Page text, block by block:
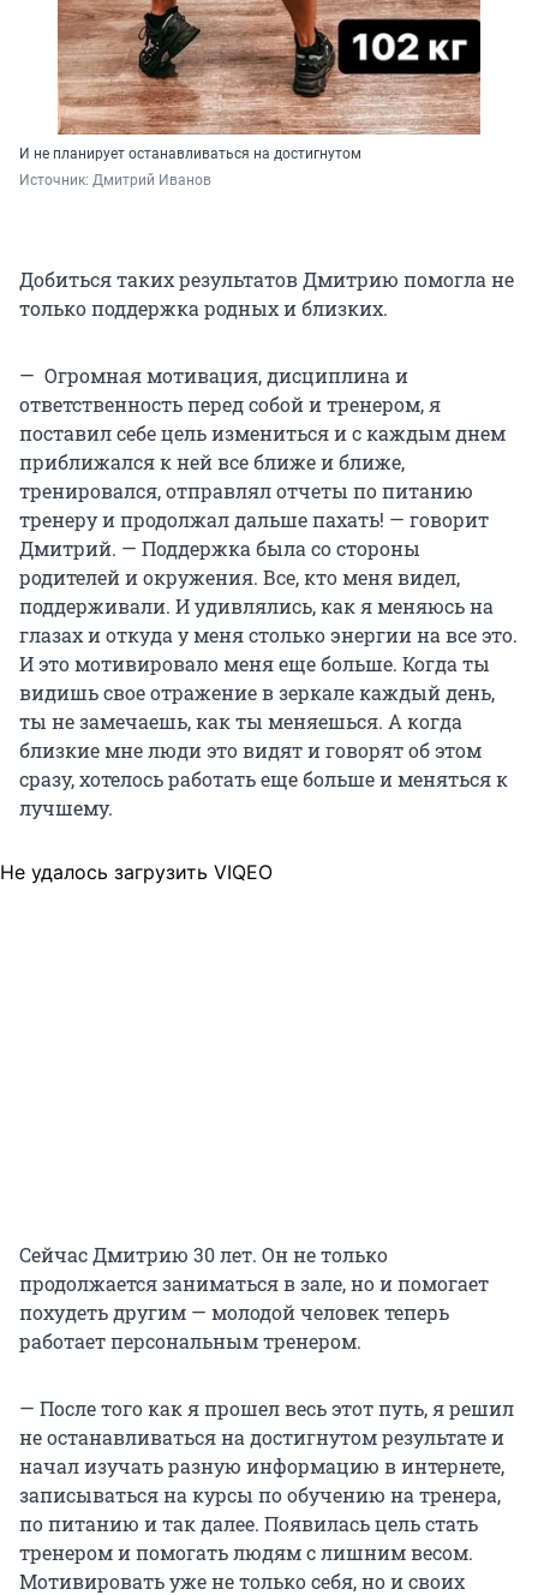
И не планирует останавливаться на достигнутом
Источник: Дмитрий Иванов
Добиться таких результатов Дмитрию помогла не
только поддержка родных и близких.
— Огромная мотивация, дисциплина и
ответственность перед собой и тренером, я
поставил себе цель измениться и с каждым днем
приближался к ней все ближе и ближе,
тренировался, отправлял отчеты по питанию
тренеру и продолжал дальше пахать! — говорит
Дмитрий. — Поддержка была со стороны
родителей и окружения. Все, кто меня видел,
поддерживали. И удивлялись, как я меняюсь на
глазах и откуда у меня столько энергии на все это.
И это мотивировало меня еще больше. Когда ты
видишь свое отражение в зеркале каждый день,
ты не замечаешь, как ты меняешься. А когда
близкие мне люди это видят и говорят об этом
сразу, хотелось работать еще больше и меняться к
лучшему.
Не удалось загрузить VIQEO
Сейчас Дмитрию 30 лет. Он не только
продолжается заниматься в зале, но и помогает
похудеть другим — молодой человек теперь
работает персональным тренером.
— После того как я прошел весь этот путь, я решил
не останавливаться на достигнутом результате и
начал изучать разную информацию в интернете,
записываться на курсы по обучению на тренера,
по питанию и так далее. Появилась цель стать
тренером и помогать людям с лишним весом.
Мотивировать уже не только себя, но и своих